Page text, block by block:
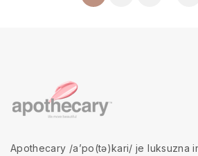
Apothecary /a’po(tə)kari/ je luksuzna